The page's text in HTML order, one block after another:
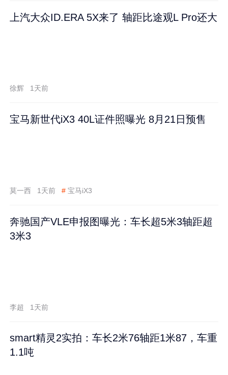
上汽大众ID.ERA 5X来了 轴距比途观L Pro还大
徐辉 1天前
宝马新世代iX3 40L证件照曝光 8月21日预售
莫一西 1天前 # 宝马iX3
奔驰国产VLE申报图曝光：车长超5米3轴距超
3米3
李超 1天前
smart精灵2实拍：车长2米76轴距1米87，车重
1.1吨